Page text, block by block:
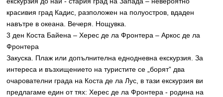
красивия град Кадис, разположен на полуостров, вдаден
навътре в океана. Вечеря. Нощувка.
3 ден Коста Байена – Херес де ла Фронтера – Аркос де ла
Фронтера
Закуска. Плаж или допълнителна еднодневна екскурзия. За
интереса и възхищението на туристите се „борят” два
очарователни градa на Коста де ла Лус, в тази екскурзия ви
предлагаме един от тях: Херес де ла Фронтера - родина на